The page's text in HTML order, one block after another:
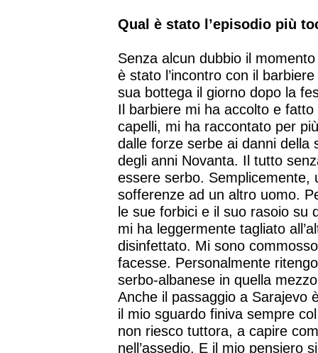
Qual è stato l’episodio più
Senza alcun dubbio il
è stato l’incontro con il
sua bottega il giorno dopo la
Il barbiere mi ha accolto e
capelli, mi ha raccontato per
dalle forze serbe ai danni della
degli anni Novanta. Il tutto
essere serbo. Semplicemente,
sofferenze ad un altro uomo.
le sue forbici e il suo rasoio su
mi ha leggermente tagliato
disinfettato. Mi sono
facesse. Personalmente
serbo-albanese in quella
Anche il passaggio a Sarajevo
il mio sguardo finiva sempre
non riesco tuttora, a capire
nell’assedio. E il mio pensiero